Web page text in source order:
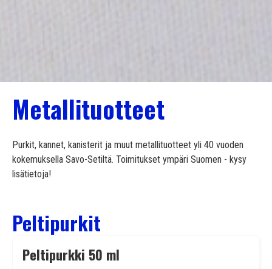
Metallituotteet
Purkit, kannet, kanisterit ja muut metallituotteet yli 40 vuoden
kokemuksella Savo-Setiltä. Toimitukset ympäri Suomen - kysy
lisätietoja!
Peltipurkit
Peltipurkki 50 ml